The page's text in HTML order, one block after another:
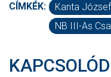
CÍMKÉK: Kanta József
NB III-As